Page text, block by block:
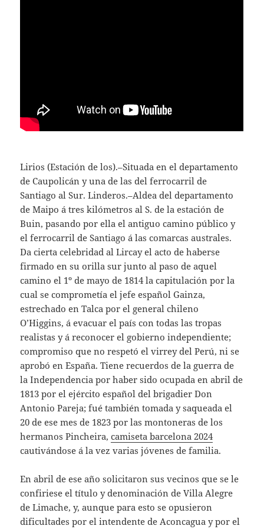
Lirios (Estación de los).–Situada en el departamento
de Caupolicán y una de las del ferrocarril de
Santiago al Sur. Linderos.–Aldea del departamento
de Maipo á tres kilómetros al S. de la estación de
Buin, pasando por ella el antiguo camino público y
el ferrocarril de Santiago á las comarcas australes.
Da cierta celebridad al Lircay el acto de haberse
firmado en su orilla sur junto al paso de aquel
camino el 1º de mayo de 1814 la capitulación por la
cual se comprometía el jefe español Gainza,
estrechado en Talca por el general chileno
O’Higgins, á evacuar el país con todas las tropas
realistas y á reconocer el gobierno independiente;
compromiso que no respetó el virrey del Perú, ni se
aprobó en España. Tiene recuerdos de la guerra de
la Independencia por haber sido ocupada en abril de
1813 por el ejército español del brigadier Don
Antonio Pareja; fué también tomada y saqueada el
20 de ese mes de 1823 por las montoneras de los
hermanos Pincheira,camiseta barcelona 2024
cautivándose á la vez varias jóvenes de familia.
En abril de ese año solicitaron sus vecinos que se le
confiriese el título y denominación de Villa Alegre
de Limache, y, aunque para esto se opusieron
dificultades por el intendente de Aconcagua y por el